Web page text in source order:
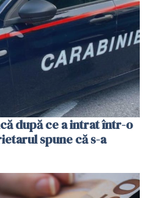
după ce a intrat într-o
spune că s-a